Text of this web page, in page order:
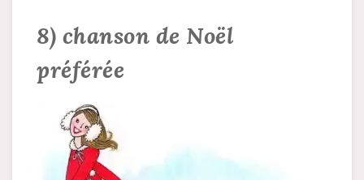
8) chanson de Noël
préférée